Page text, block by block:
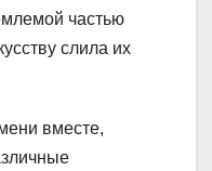
частью
слила их
вместе,